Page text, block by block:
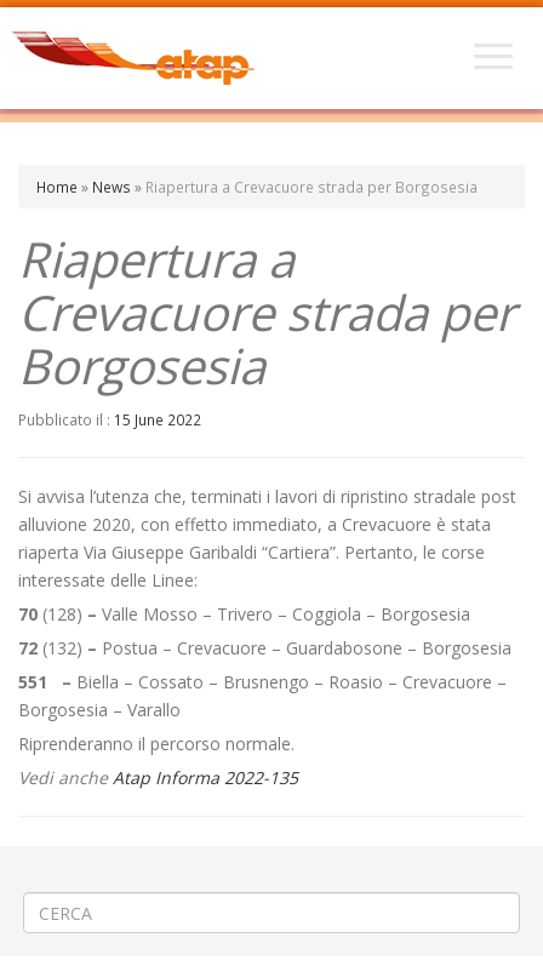
Home » News » Riapertura a Crevacuore strada per Borgosesia
Riapertura a
Crevacuore strada per
Borgosesia
Pubblicato il : 15 June 2022
Si avvisa l’utenza che, terminati i lavori di ripristino stradale post
alluvione 2020, con effetto immediato, a Crevacuore è stata
riaperta Via Giuseppe Garibaldi “Cartiera”. Pertanto, le corse
interessate delle Linee:
70 (128) – Valle Mosso – Trivero – Coggiola – Borgosesia
72 (132) – Postua – Crevacuore – Guardabosone – Borgosesia
551
– Biella – Cossato – Brusnengo – Roasio – Crevacuore –
Borgosesia – Varallo
Riprenderanno il percorso normale.
Vedi ancheAtap Informa 2022-135